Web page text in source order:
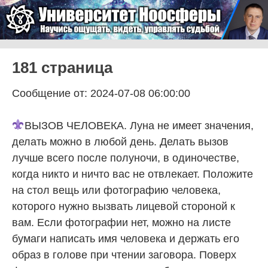
Университет Ноосферы
181 страница
Сообщение от: 2024-07-08 06:00:00
ВЫЗОВ ЧЕЛОВЕКА. Луна не имеет значения,
делать можно в любой день. Делать вызов
лучше всего после полуночи, в одиночестве,
когда никто и ничто вас не отвлекает. Положите
на стол вещь или фотографию человека,
которого нужно вызвать лицевой стороной к
вам. Если фотографии нет, можно на листе
бумаги написать имя человека и держать его
образ в голове при чтении заговора. Поверх